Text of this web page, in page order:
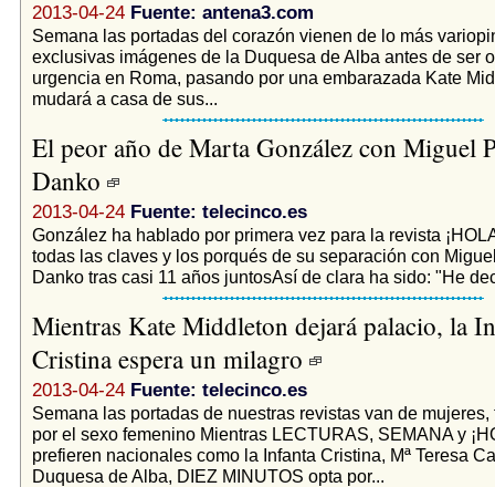
2013-04-24 Fuente: antena3.com
Semana las portadas del corazón vienen de lo más
exclusivas imágenes de la Duquesa de Alba antes de ser
urgencia en Roma, pasando por una embarazada Kate
mudará a casa de sus...
El peor año de Marta González con Miguel
Danko
2013-04-24 Fuente: telecinco.es
González ha hablado por primera vez para la revista
todas las claves y los porqués de su separación con
Danko tras casi 11 años juntosAsí de clara ha sido: "He
Mientras Kate Middleton dejará palacio, la
Cristina espera un milagro
2013-04-24 Fuente: telecinco.es
Semana las portadas de nuestras revistas van de
por el sexo femenino Mientras LECTURAS, SEMANA y
prefieren nacionales como la Infanta Cristina, Mª Teresa
Duquesa de Alba, DIEZ MINUTOS opta por...